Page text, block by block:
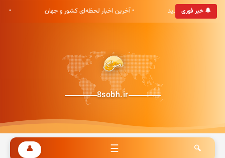
🔔 خبر فوری
هشت صبح خوش آمدید • آخرین اخبار لحظه‌ای کشور و جهان
8sobh.ir
🔍
☰
👤